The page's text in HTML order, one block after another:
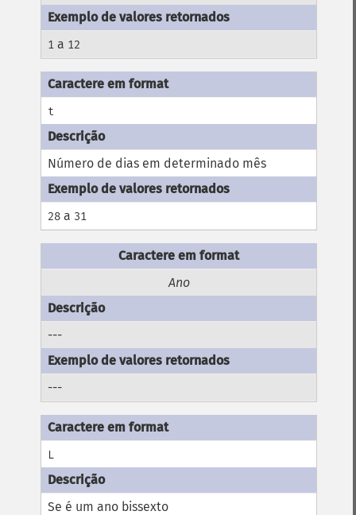
1 a 12
t
Número de dias em determinado mês
28 a 31
Ano
---
---
L
Se é um ano bissexto